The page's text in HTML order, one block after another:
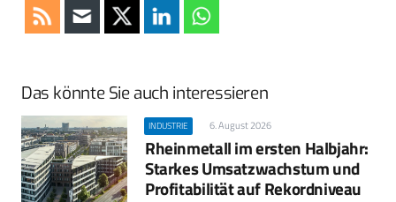
Das könnte Sie auch interessieren
INDUSTRIE 6. August 2026
Rheinmetall im ersten Halbjahr:
Starkes Umsatzwachstum und
Profitabilität auf Rekordniveau